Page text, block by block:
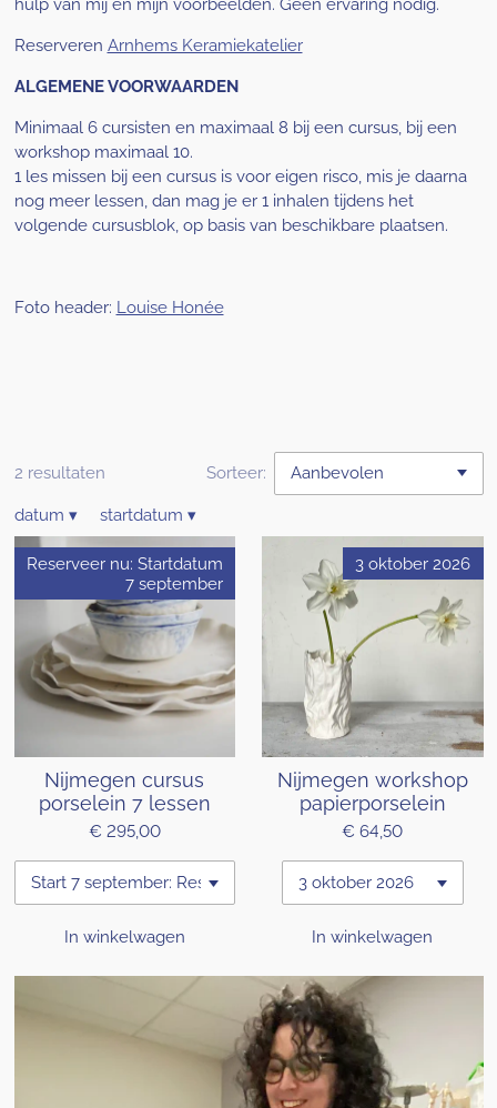
Reserveren Arnhems Keramiekatelier
ALGEMENE VOORWAARDEN
Minimaal 6 cursisten en maximaal 8 bij een cursus, bij een
workshop maximaal 10.
1 les missen bij een cursus is voor eigen risco, mis je daarna
nog meer lessen, dan mag je er 1 inhalen tijdens het
volgende cursusblok, op basis van beschikbare plaatsen.
Foto header: Louise Honée
2 resultaten Sorteer:
datum ▾ startdatum ▾
Reserveer nu: Startdatum
7 september
Nijmegen cursus
porselein 7 lessen
€ 295,00
In winkelwagen
3 oktober 2026
Nijmegen workshop
papierporselein
€ 64,50
In winkelwagen